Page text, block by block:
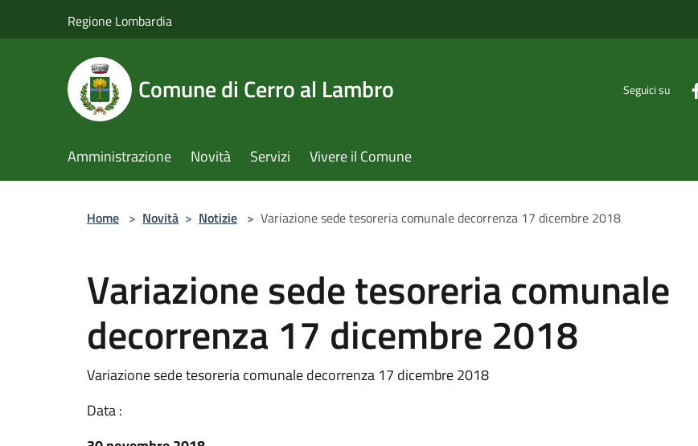
Regione Lombardia
Comune di Cerro al Lambro Seguici su
Amministrazione Novità Servizi Vivere il Comune
Home > Novità > Notizie > Variazione sede tesoreria comunale decorrenza 17 dicembre 2018
Variazione sede tesoreria comunale
decorrenza 17 dicembre 2018
Variazione sede tesoreria comunale decorrenza 17 dicembre 2018
Data :